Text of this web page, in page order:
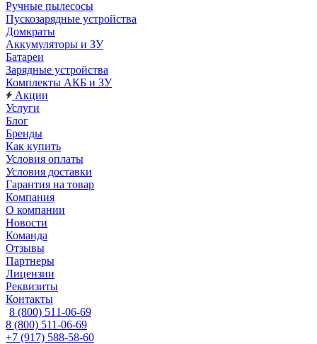
Ручные пылесосы
Пускозарядные устройства
Домкраты
Аккумуляторы и ЗУ
Батареи
Зарядные устройства
Комплекты АКБ и ЗУ
Акции
Услуги
Блог
Бренды
Как купить
Условия оплаты
Условия доставки
Гарантия на товар
Компания
О компании
Новости
Команда
Отзывы
Партнеры
Лицензии
Реквизиты
Контакты
8 (800) 511-06-69
8 (800) 511-06-69
+7 (917) 588-58-60